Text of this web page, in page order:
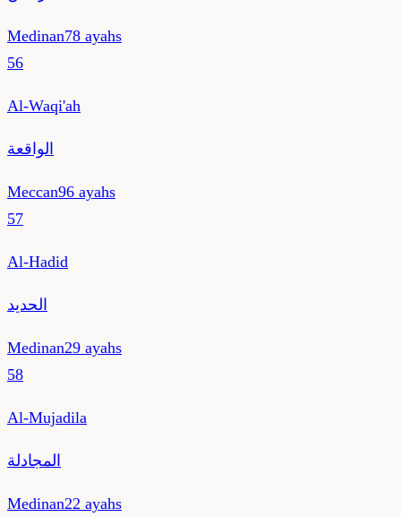
Medinan78 ayahs
56
Al-Waqi'ah
الواقعة
Meccan96 ayahs
57
Al-Hadid
الحديد
Medinan29 ayahs
58
Al-Mujadila
المجادلة
Medinan22 ayahs